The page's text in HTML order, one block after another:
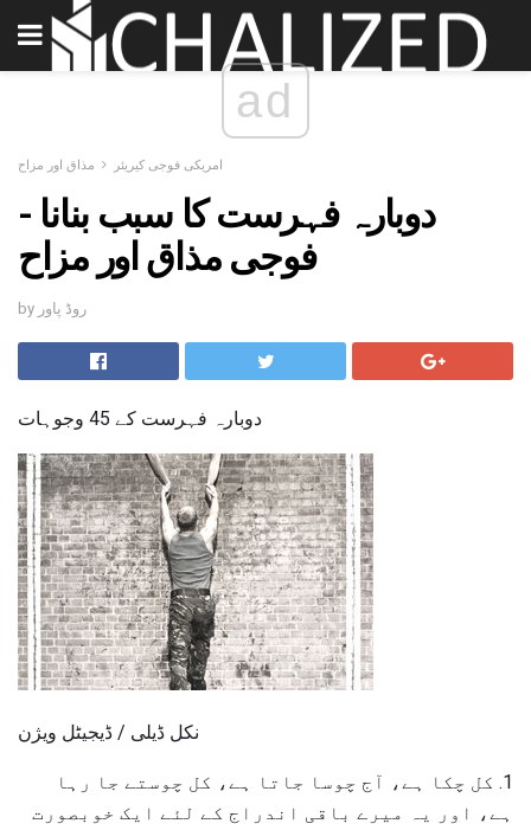
ad
امریکی فوجی کیریئر مذاق اور مزاح
دوبارہ فہرست کا سبب بنانا -
فوجی مذاق اور مزاح
by روڈ پاور
دوبارہ فہرست کے 45 وجوہات
نکل ڈیلی / ڈیجیٹل ویژن
1. کل چکا ہے، آج چوسا جاتا ہے، کل چوستے جا رہا
ہے، اور یہ میرے باقی اندراج کے لئے ایک خوبصورت